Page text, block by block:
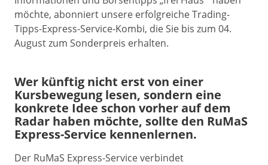
möchte, abonniert unsere erfolgreiche Trading-
Tipps-Express-Service-Kombi, die Sie bis zum 04.
August zum Sonderpreis erhalten.
Wer künftig nicht erst von einer
Kursbewegung lesen, sondern eine
konkrete Idee schon vorher auf dem
Radar haben möchte, sollte den RuMaS
Express-Service kennenlernen.
Der RuMaS Express-Service verbindet